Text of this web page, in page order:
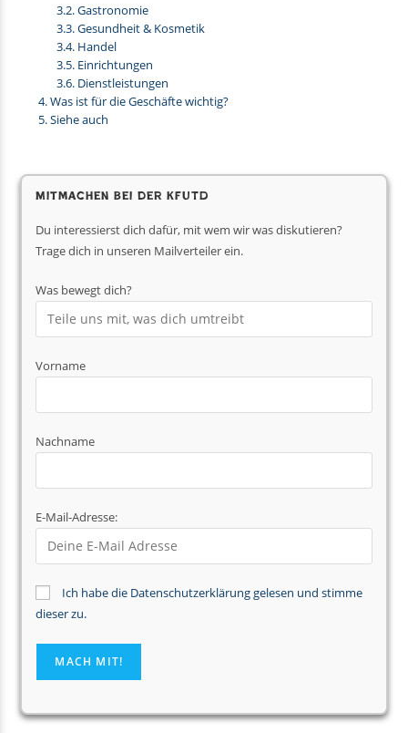
Gastronomie
Gesundheit & Kosmetik
Handel
Einrichtungen
Dienstleistungen
Was ist für die Geschäfte wichtig?
Siehe auch
Mitmachen bei der KfUTD
Du interessierst dich dafür, mit wem wir was diskutieren?
Trage dich in unseren Mailverteiler ein.
Was bewegt dich?
Vorname
Nachname
E-Mail-Adresse:
Ich habe die Datenschutzerklärung gelesen und stimme
dieser zu.